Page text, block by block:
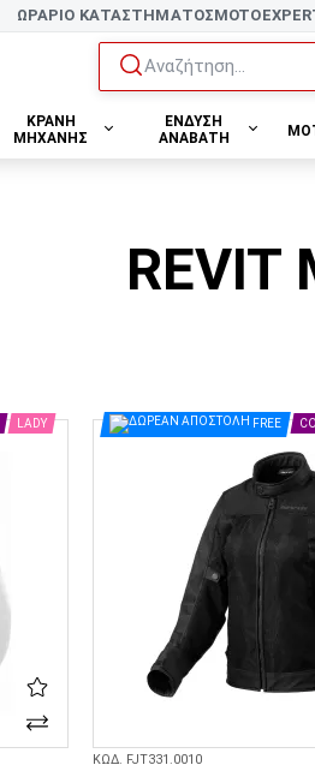
ΩΡΑΡΙΟ ΚΑΤΑΣΤΗΜΑΤΟΣ
Αναζήτηση...
ΚΡΑΝΗ
ΜΗΧΑΝΗΣ
ΕΝΔΥΣΗ
ΑΝΑΒΑΤΗ
LADY FREE
ΚΩΔ. FJT331.0010